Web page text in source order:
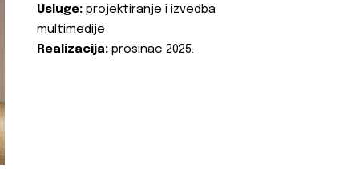
Usluge: projektiranje i izvedba
multimedije
Realizacija: prosinac 2025.